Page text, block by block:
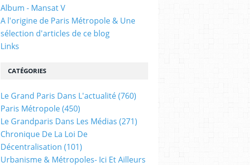
Album - Mansat V
A l'origine de Paris Métropole & Une
sélection d'articles de ce blog
Links
CATÉGORIES
Le Grand Paris Dans L'actualité(760)
Paris Métropole(450)
Le Grandparis Dans Les Médias (271)
Chronique De La Loi De
Décentralisation (101)
Urbanisme & Métropoles- Ici Et Ailleurs